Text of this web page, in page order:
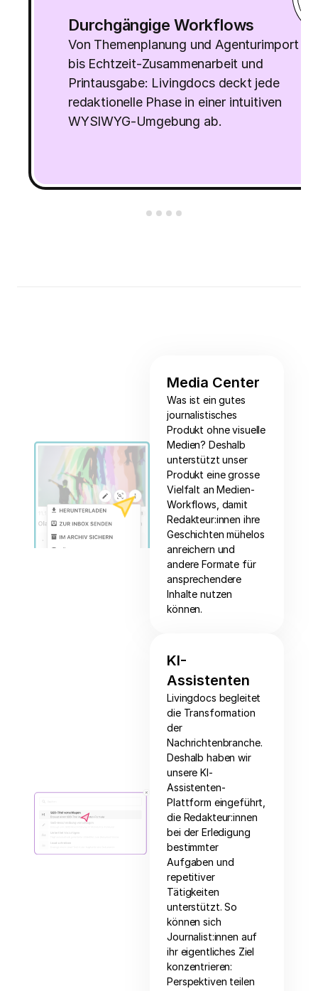
Durchgängige Workflows
Von Themenplanung und Agenturimport
bis Echtzeit-Zusammenarbeit und
Printausgabe: Livingdocs deckt jede
redaktionelle Phase in einer intuitiven
WYSIWYG-Umgebung ab.
Media Center
Was ist ein gutes
journalistisches
Produkt ohne visuelle
Medien? Deshalb
unterstützt unser
Produkt eine grosse
Vielfalt an Medien-
Workflows, damit
Redakteur:innen ihre
Geschichten mühelos
anreichern und
andere Formate für
ansprechendere
Inhalte nutzen
können.
KI-
Assistenten
Livingdocs begleitet
die Transformation
der
Nachrichtenbranche.
Deshalb haben wir
unsere KI-
Assistenten-
Plattform eingeführt,
die Redakteur:innen
bei der Erledigung
bestimmter
Aufgaben und
repetitiver
Tätigkeiten
unterstützt. So
können sich
Journalist:innen auf
ihr eigentliches Ziel
konzentrieren:
Perspektiven teilen